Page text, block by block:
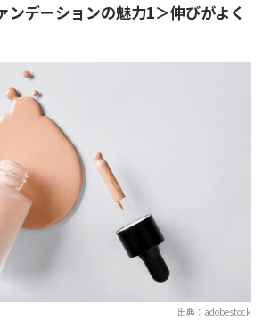
ンデーションの魅力1＞伸びがよく
出典：adobestock